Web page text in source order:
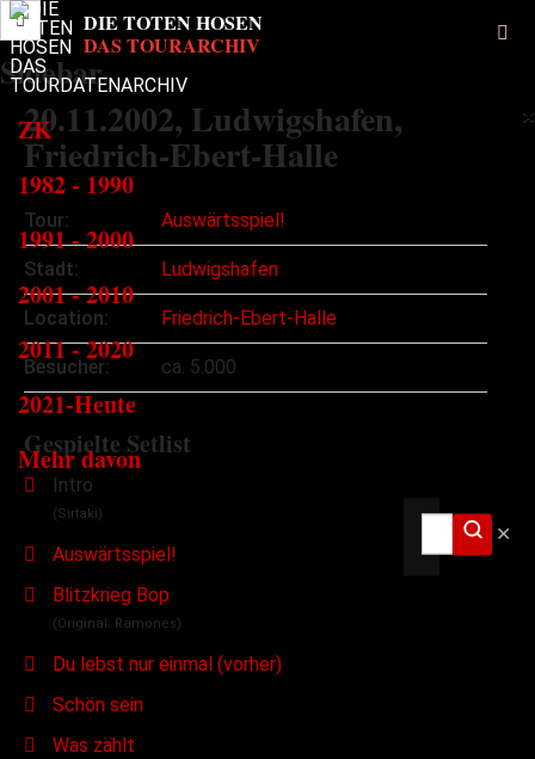
Sidebar
×
ZK
1982 - 1990
1991 - 2000
2001 - 2010
2011 - 2020
2021-Heute
Mehr davon
✕
20.11.2002, Ludwigshafen,
Friedrich-Ebert-Halle
Tour: Auswärtsspiel!
Stadt: Ludwigshafen
Location: Friedrich-Ebert-Halle
Besucher: ca. 5.000
Gespielte Setlist
Intro
(Sirtaki)
Auswärtsspiel!
Blitzkrieg Bop
(Original: Ramones)
Du lebst nur einmal (vorher)
Schön sein
Was zählt